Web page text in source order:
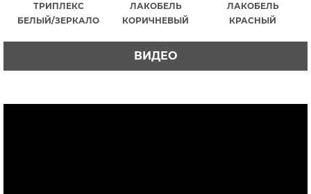
ТРИПЛЕКС
БЕЛЫЙ/ЗЕРКАЛО
ЛАКОБЕЛЬ
КОРИЧНЕВЫЙ
ЛАКОБЕЛЬ
КРАСНЫЙ
ВИДЕО